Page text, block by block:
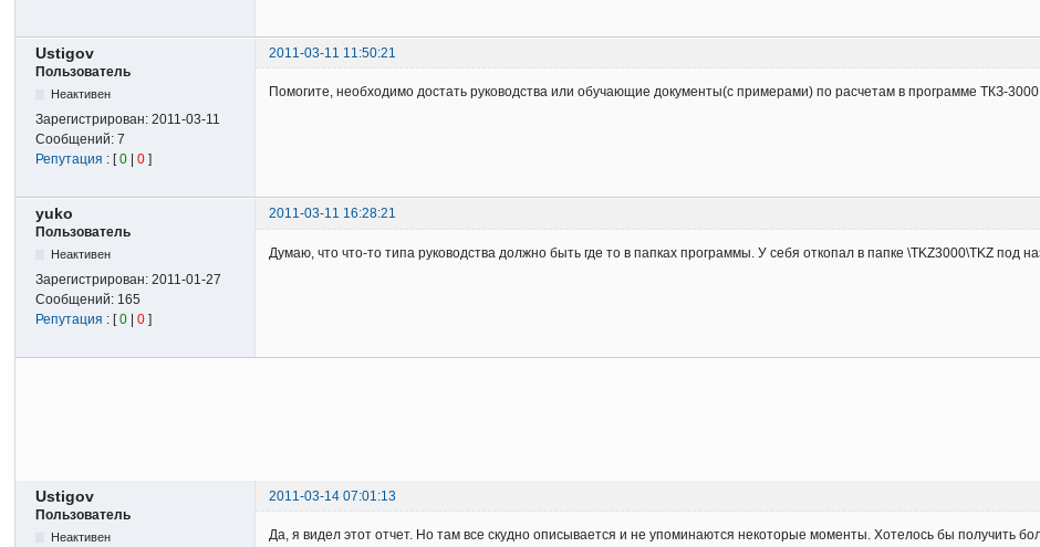
Ustigov
2011-03-11 11:50:21
Пользователь
Неактивен
Зарегистрирован:2011-03-11
Сообщений:7
Репутация : [0 |0 ]
Помогите, необходимо достать руководства или обучающие документы(с примерами) по расчетам в программе ТКЗ-3000
yuko
2011-03-11 16:28:21
Пользователь
Неактивен
Зарегистрирован:2011-01-27
Сообщений: 165
Репутация : [0 |0 ]
Думаю, что что-то типа руководства должно быть где то в папках программы. У себя откопал в папке \TKZ3000\TKZ под
Ustigov
2011-03-14 07:01:13
Пользователь
Неактивен Да, я видел этот отчет. Но там все скудно описывается и не упоминаются некоторые моменты. Хотелось бы получить